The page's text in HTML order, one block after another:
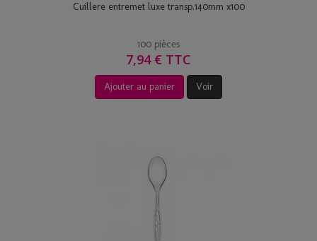
Cuillere entremet luxe transp.140mm x100
100 pièces
7,94 € TTC
Ajouter au panier Voir